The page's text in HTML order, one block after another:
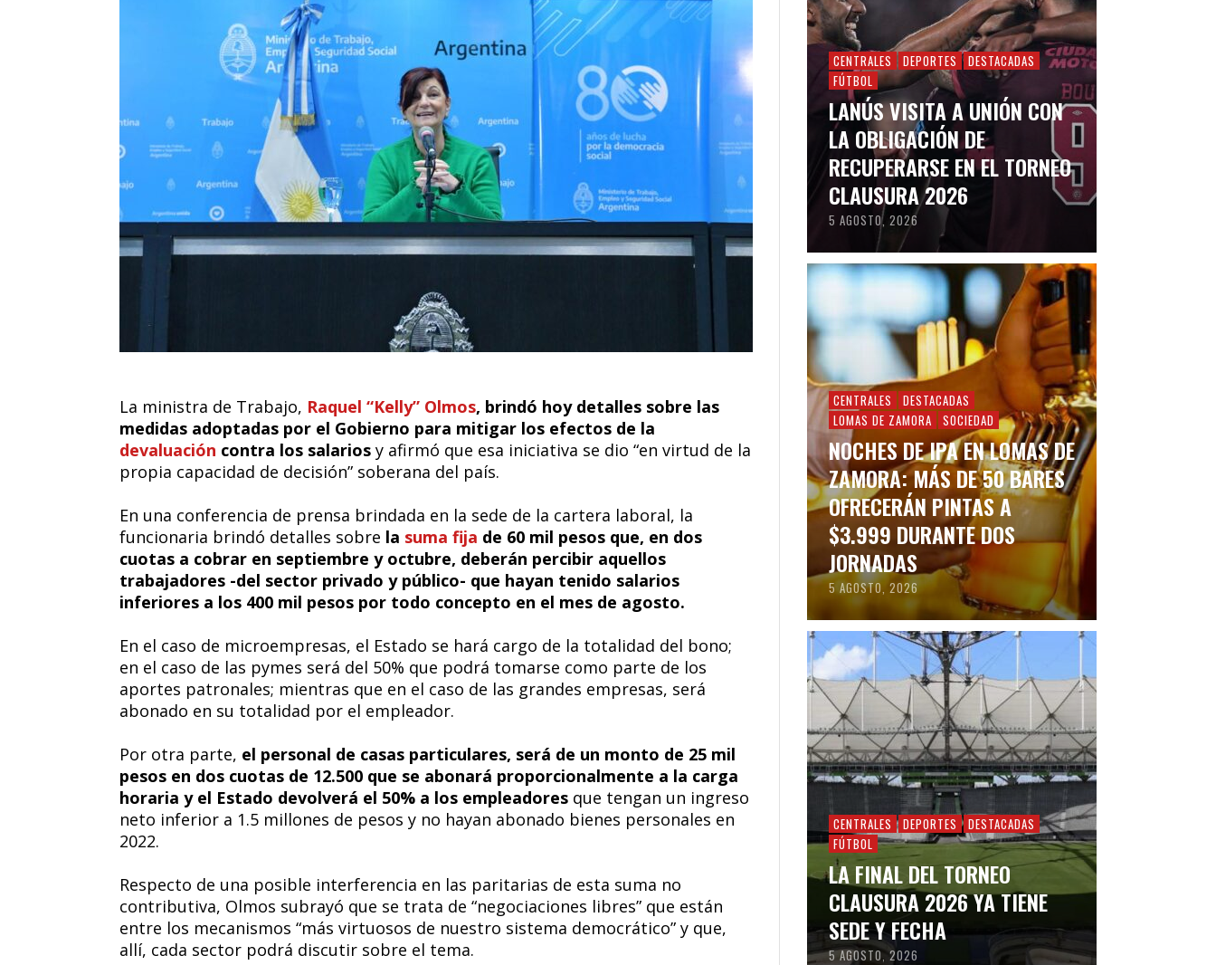
La ministra de Trabajo, Raquel “Kelly” Olmos, brindó hoy detalles sobre las
medidas adoptadas por el Gobierno para mitigar los efectos de la
devaluación contra los salarios y afirmó que esa iniciativa se dio “en virtud de la
propia capacidad de decisión” soberana del país.
En una conferencia de prensa brindada en la sede de la cartera laboral, la
funcionaria brindó detalles sobre la suma fija de 60 mil pesos que, en dos
cuotas a cobrar en septiembre y octubre, deberán percibir aquellos
trabajadores -del sector privado y público- que hayan tenido salarios
inferiores a los 400 mil pesos por todo concepto en el mes de agosto.
En el caso de microempresas, el Estado se hará cargo de la totalidad del bono;
en el caso de las pymes será del 50% que podrá tomarse como parte de los
aportes patronales; mientras que en el caso de las grandes empresas, será
abonado en su totalidad por el empleador.
Por otra parte, el personal de casas particulares, será de un monto de 25 mil
pesos en dos cuotas de 12.500 que se abonará proporcionalmente a la carga
horaria y el Estado devolverá el 50% a los empleadores que tengan un ingreso
neto inferior a 1.5 millones de pesos y no hayan abonado bienes personales en
2022.
Respecto de una posible interferencia en las paritarias de esta suma no
contributiva, Olmos subrayó que se trata de “negociaciones libres” que están
entre los mecanismos “más virtuosos de nuestro sistema democrático” y que,
allí, cada sector podrá discutir sobre el tema.
CENTRALES DEPORTES
DESTACADAS
FÚTBOL
LANÚS VISITA A UNIÓN CON
LA OBLIGACIÓN DE
RECUPERARSE EN EL TORNEO
CLAUSURA 2026
5 AGOSTO, 2026
CENTRALES
DESTACADAS
LOMAS DE ZAMORA
SOCIEDAD
NOCHES DE IPA EN LOMAS DE
ZAMORA: MÁS DE 50 BARES
OFRECERÁN PINTAS A
$3.999 DURANTE DOS
JORNADAS
5 AGOSTO, 2026
CENTRALES DEPORTES
DESTACADAS
FÚTBOL
LA FINAL DEL TORNEO
CLAUSURA 2026 YA TIENE
SEDE Y FECHA
5 AGOSTO, 2026